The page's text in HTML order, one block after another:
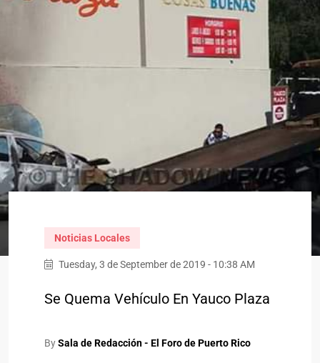
Noticias Locales
Tuesday, 3 de September de 2019 - 10:38 AM
Se Quema Vehículo En Yauco Plaza
BySala de Redacción - El Foro de Puerto Rico